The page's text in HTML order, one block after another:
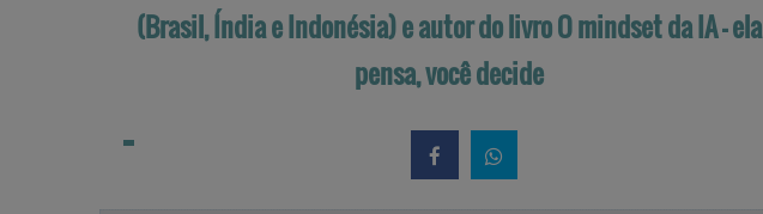
(Brasil, Índia e Indonésia) e autor do livro O mindset da IA – ela
pensa, você decide